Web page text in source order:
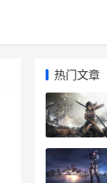
热门文章